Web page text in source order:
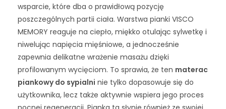
wsparcie, które dba o prawidłową pozycję
poszczególnych partii ciała. Warstwa pianki VISCO
MEMORY reaguje na ciepło, miękko otulając sylwetkę i
niwelując napięcia mięśniowe, a jednocześnie
zapewnia delikatne wrażenie masażu dzięki
profilowanym wycięciom. To sprawia, że ten materac
piankowy do sypialni nie tylko dopasowuje się do
użytkownika, lecz także aktywnie wspiera jego proces